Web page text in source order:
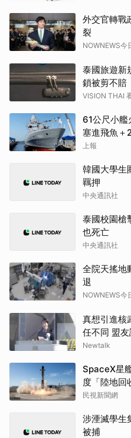
外交官轉戰
裂
NOWNEWS今
泰國旅遊新
鎖被剪不賠
VISION THAI
61公尺小艦
塞進飛魚＋
上報
韓國大學生
羈押
中央通訊社
泰國校園
也死亡
中央通訊社
全院天搖
退
NOWNEWS今
真想引進核
任不同 盟
Newtalk
SpaceX星
度「陸地回
民視新聞網
涉湮滅學
被捕